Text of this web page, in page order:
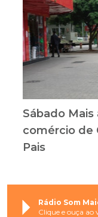
Sábado
comércio de
Pais
Rádio Som
Clique e ouça ao